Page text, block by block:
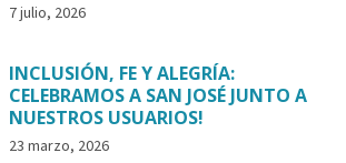
7 julio, 2026
INCLUSIÓN, FE Y ALEGRÍA:
CELEBRAMOS A SAN JOSÉ JUNTO A
NUESTROS USUARIOS!
23 marzo, 2026